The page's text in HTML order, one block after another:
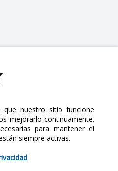
reserved. Today is Viernes,
que nuestro sitio funcione
mejorarlo continuamente.
para mantener el
siempre activas.